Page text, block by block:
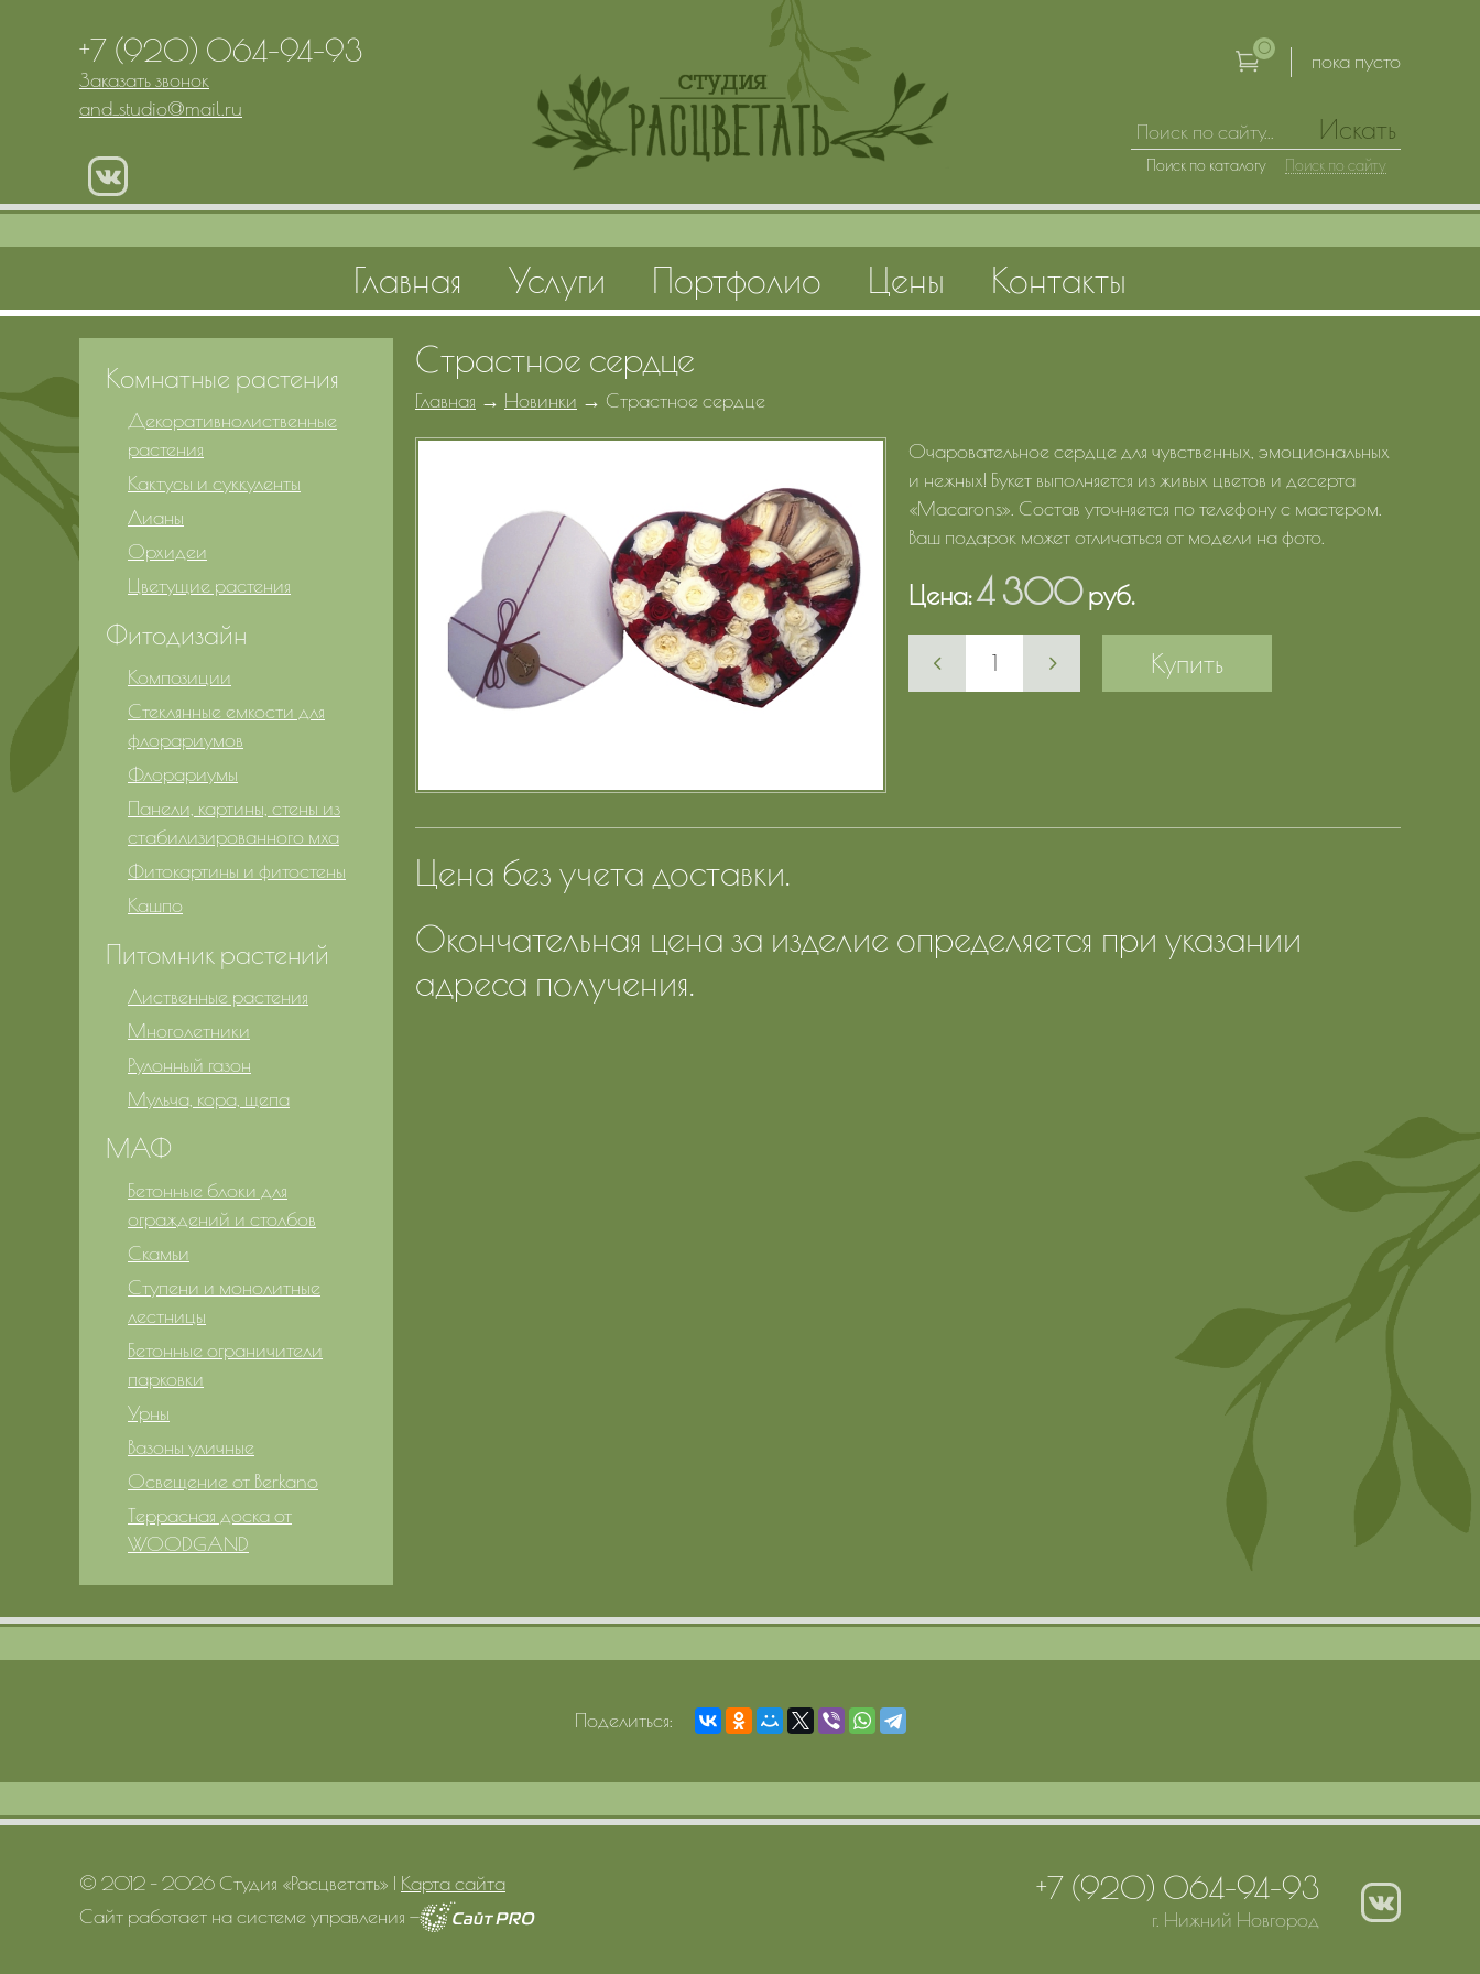
Страстное сердце
Главная → Новинки → Страстное сердце
Очаровательное сердце для чувственных, эмоциональных
и нежных! Букет выполняется из живых цветов и десерта
«Macarons». Состав уточняется по телефону с мастером.
Ваш подарок может отличаться от модели на фото.
Цена:4 300руб.
Купить
Цена без учета доставки.
Окончательная цена за изделие определяется при указании
адреса получения.
Комнатные растения
Декоративнолиственные
растения
Кактусы и суккуленты
Лианы
Орхидеи
Цветущие растения
Фитодизайн
Композиции
Стеклянные емкости для
флорариумов
Флорариумы
Панели, картины, стены из
стабилизированного мха
Фитокартины и фитостены
Кашпо
Питомник растений
Лиственные растения
Многолетники
Рулонный газон
Мульча, кора, щепа
МАФ
Бетонные блоки для
ограждений и столбов
Скамьи
Ступени и монолитные
лестницы
Бетонные ограничители
парковки
Урны
Вазоны уличные
Освещение от Berkano
Террасная доска от
WOODGAND
Поделиться:
© 2012 – 2026 Студия «Расцветать» | Карта сайта
Сайт работает на системе управления —
+7 (920) 064-94-93
г. Нижний Новгород
+7 (920) 064-94-93
Заказать звонок
and_studio@mail.ru
0
пока пусто
Искать
Поиск по каталогу Поиск по сайту
Главная Услуги Портфолио Цены Контакты